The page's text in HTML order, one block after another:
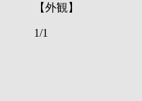
【外観】
1/1